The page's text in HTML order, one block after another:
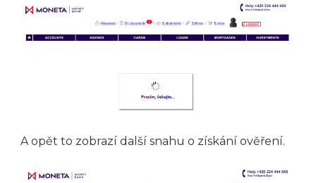
A opět to zobrazí další snahu o získání ověření.